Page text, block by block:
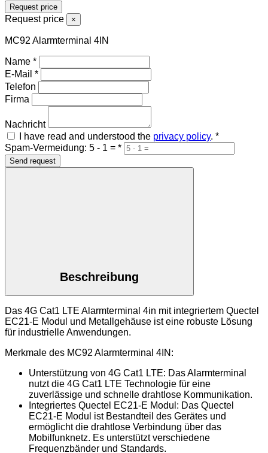
Request price
Request price ×
MC92 Alarmterminal 4IN
Name *
E-Mail *
Telefon
Firma
Nachricht
I have read and understood the privacy policy. *
Spam-Vermeidung: 5 - 1 = *
Send request
Beschreibung
Das 4G Cat1 LTE Alarmterminal 4in mit integriertem Quectel
EC21-E Modul und Metallgehäuse ist eine robuste Lösung
für industrielle Anwendungen.
Merkmale des MC92 Alarmterminal 4IN:
Unterstützung von 4G Cat1 LTE: Das Alarmterminal
nutzt die 4G Cat1 LTE Technologie für eine
zuverlässige und schnelle drahtlose Kommunikation.
Integriertes Quectel EC21-E Modul: Das Quectel
EC21-E Modul ist Bestandteil des Gerätes und
ermöglicht die drahtlose Verbindung über das
Mobilfunknetz. Es unterstützt verschiedene
Frequenzbänder und Standards.